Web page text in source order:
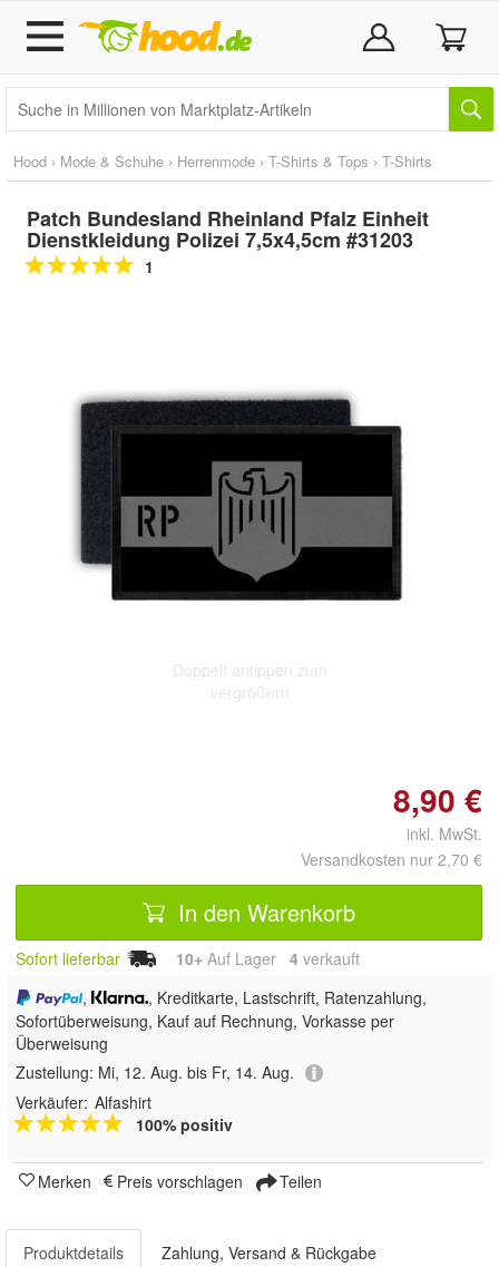
Hood › Mode & Schuhe › Herrenmode › T-Shirts & Tops › T-Shirts
Patch Bundesland Rheinland Pfalz Einheit
Dienstkleidung Polizei 7,5x4,5cm #31203
1
Doppelt antippen zum
vergrößern
8,90 €
inkl. MwSt.
Versandkosten nur 2,70 €
In den Warenkorb
Sofort lieferbar 10+ Auf Lager 4 verkauft
,
, Kreditkarte, Lastschrift, Ratenzahlung,
Sofortüberweisung, Kauf auf Rechnung, Vorkasse per
Überweisung
Zustellung: Mi, 12. Aug. bis Fr, 14. Aug.
Verkäufer: Alfashirt
100% positiv
Merken Preis vorschlagen Teilen
Produktdetails Zahlung, Versand & Rückgabe